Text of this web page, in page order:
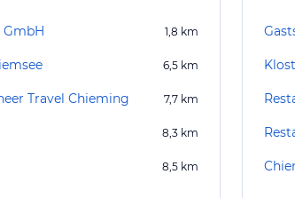
1,8 km
6,5 km
Travel Chieming 7,7 km
8,3 km
8,5 km